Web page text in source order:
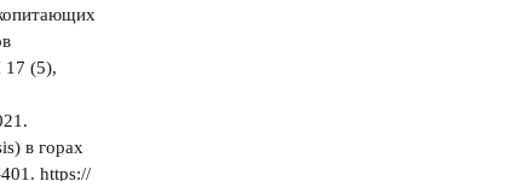
17 (5),
в горах
https://